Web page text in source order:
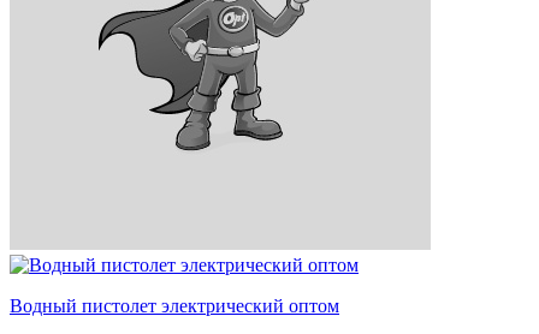
Водный пистолет электрический оптом